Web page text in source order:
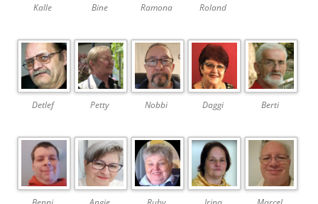
Kalle Bine Ramona Roland
Detlef Petty Nobbi Daggi Berti